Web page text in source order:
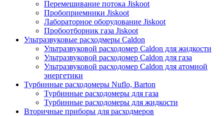
Перемешивание потока Jiskoot
Пробоприемники Jiskoot
Лабораторное оборудование Jiskoot
Пробоотборник газа Jiskoot
Ультразвуковые расходмеры Caldon
Ультразвуковой расходомер Caldon для жидкости
Ультразвуковой расходомер Caldon для газа
Ультразвуковой расходомер Caldon для атомной
энергетики
Турбинные расходомеры Nuflo, Barton
Турбинные расходомеры для газа
Турбинные расходомеры для жидкости
Вторичные приборы для расходмеров